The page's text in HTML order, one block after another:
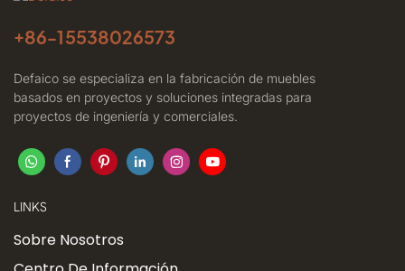
+86-15538026573
Defaico se especializa en la fabricación de muebles
basados ​​en proyectos y soluciones integradas para
proyectos de ingeniería y comerciales.
LINKS
Sobre Nosotros